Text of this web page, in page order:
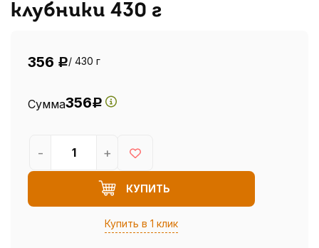
клубники 430 г
356 Р/ 430 г
Сумма356Р
КУПИТЬ
Купить в 1 клик
- +